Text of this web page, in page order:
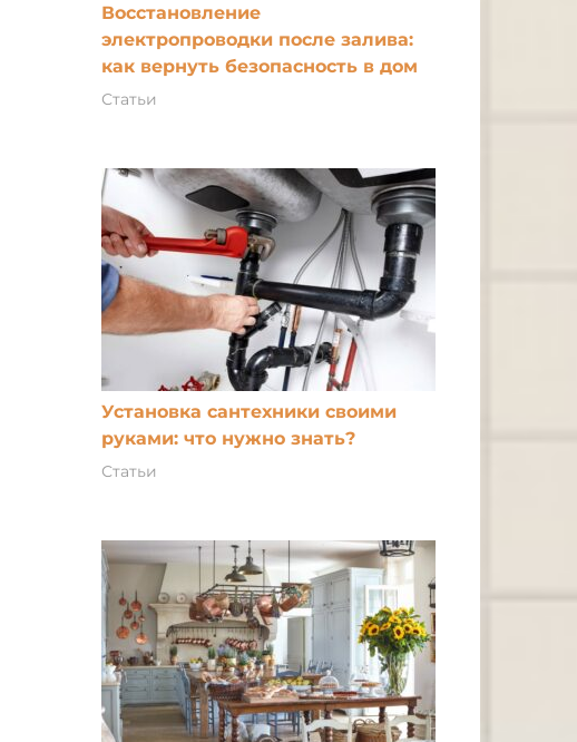
Восстановление
электропроводки после залива:
как вернуть безопасность в дом
Статьи
Установка сантехники своими
руками: что нужно знать?
Статьи